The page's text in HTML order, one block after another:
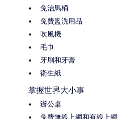
免治馬桶
免費盥洗用品
吹風機
毛巾
牙刷和牙膏
衛生紙
掌握世界大小事
辦公桌
免費無線上網和有線上網